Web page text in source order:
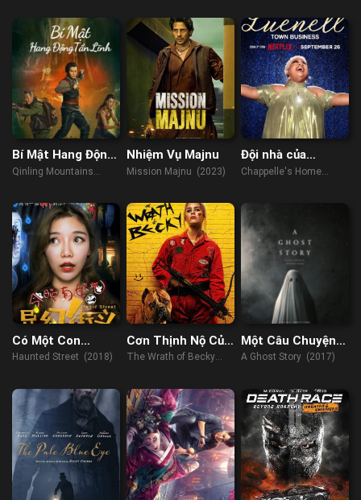
Bí Mật Hang Động
Tần Lĩnh
Qinling Mountains
Nhiệm Vụ Majnu
Mission Majnu (2023)
Đội nhà của
Chappelle –
chúng tôi
Chappelle's Home
Business (2023)
Có Một Con
Đường Ma Hoặc
Haunted Street (2018)
Cơn Thịnh Nộ Của
Becky
The Wrath of Becky
Một Câu Chuyện
Ma
A Ghost Story (2017)